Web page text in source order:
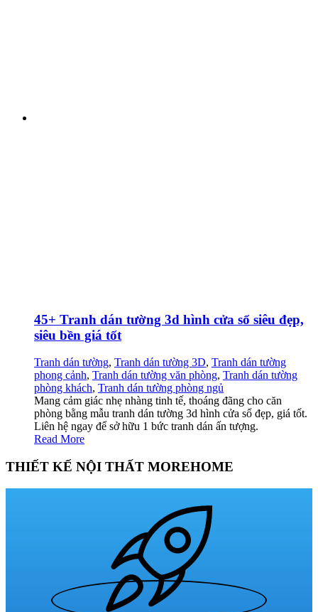
45+ Tranh dán tường 3d hình cửa sổ siêu đẹp,
siêu bền giá tốt
Tranh dán tường, Tranh dán tường 3D, Tranh dán tường
phong cảnh, Tranh dán tường văn phòng, Tranh dán tường
phòng khách, Tranh dán tường phòng ngủ
Mang cảm giác nhẹ nhàng tinh tế, thoáng đãng cho căn
phòng bằng mẫu tranh dán tường 3d hình cửa sổ đẹp, giá tốt.
Liên hệ ngay để sở hữu 1 bức tranh dán ấn tượng.
Read More
THIẾT KẾ NỘI THẤT MOREHOME